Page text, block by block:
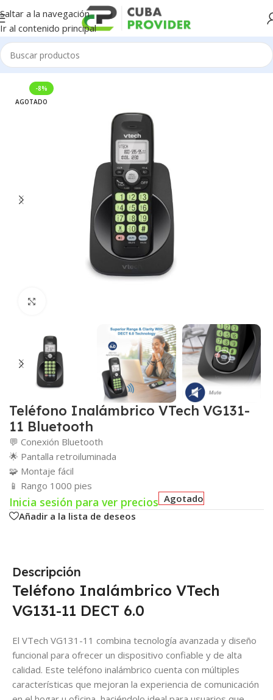
Saltar a la navegación
Ir al contenido principal
Inicio/Electrodomésticos/Teléfono inalámbrico
-8%
AGOTADO
Teléfono Inalámbrico VTech VG131-
11 Bluetooth
💬 Conexión Bluetooth
🌟 Pantalla retroiluminada
🧩 Montaje fácil
📱 Rango 1000 pies
Inicia sesión para ver precios Agotado
Añadir a la lista de deseos
Descripción
Teléfono Inalámbrico VTech
VG131-11 DECT 6.0
El VTech VG131-11 combina tecnología avanzada y diseño
funcional para ofrecer un dispositivo confiable y de alta
calidad. Este teléfono inalámbrico cuenta con múltiples
características que mejoran la experiencia de comunicación